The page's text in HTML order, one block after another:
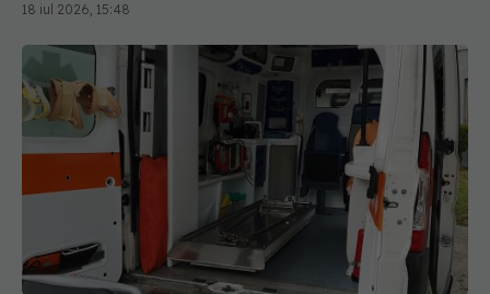
18 iul 2026, 15:48